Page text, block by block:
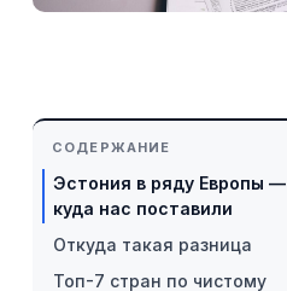
СОДЕРЖАНИЕ
Эстония в ряду Европы —
куда нас поставили
Откуда такая разница
Топ-7 стран по чистому